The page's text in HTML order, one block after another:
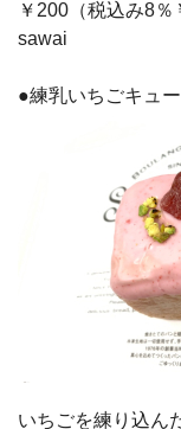
￥200（税込み8％
sawai
●練乳いちごキュ
いちごを練り込ん